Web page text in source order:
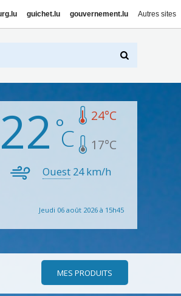
guichet.lu gouvernement.lu Autres sites
22 24°C
17°C
Ouest 24km/h
Jeudi 06 août 2026 à 15h45
MES PRODUITS